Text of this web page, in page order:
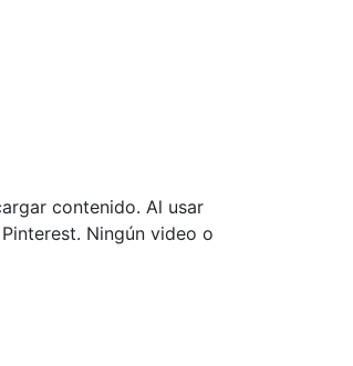
contenido. Al usar
Ningún video o